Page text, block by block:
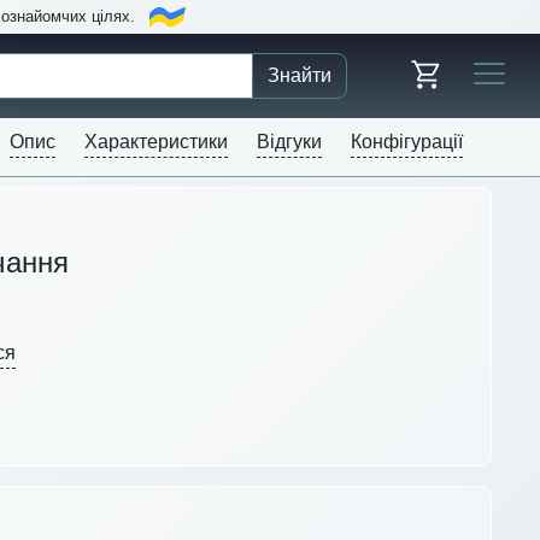
цілях.
Знайти
Опис Характеристики Відгуки Конфігурації